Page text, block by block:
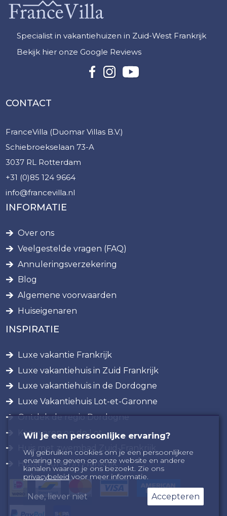
Specialist in vakantiehuizen in Zuid-West Frankrijk
Bekijk hier onze Google Reviews
CONTACT
FranceVilla (Duomar Villas B.V.)
Schiebroekselaan 73-A
3037 RL Rotterdam
+31 (0)85 124 9664
info@francevilla.nl
INFORMATIE
Over ons
Veelgestelde vragen (FAQ)
Annuleringsverzekering
Blog
Algemene voorwaarden
Huiseigenaren
INSPIRATIE
Luxe vakantie Frankrijk
Luxe vakantiehuis in Zuid Frankrijk
Luxe vakantiehuis in de Dordogne
Luxe Vakantiehuis Lot-et-Garonne
Ontdek de regio Dordogne
Kanovaren op de Lot
Huis met zwembad Zuid-Frankrijk
Huisje huren in Frankrijk
Wil je een persoonlijke ervaring?
Wij gebruiken cookies om je een persoonlijkere
ervaring te geven op onze website en andere
kanalen waarop je ons bezoekt. Zie ons
privacybeleid voor meer informatie.
Nee, liever niet Accepteren